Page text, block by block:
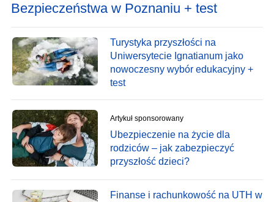
Bezpieczeństwa w Poznaniu + test
Turystyka przyszłości na
Uniwersytecie Ignatianum jako
nowoczesny wybór edukacyjny +
test
Artykuł sponsorowany
Ubezpieczenie na życie dla
rodziców – jak zabezpieczyć
przyszłość dzieci?
Finanse i rachunkowość na UTH w